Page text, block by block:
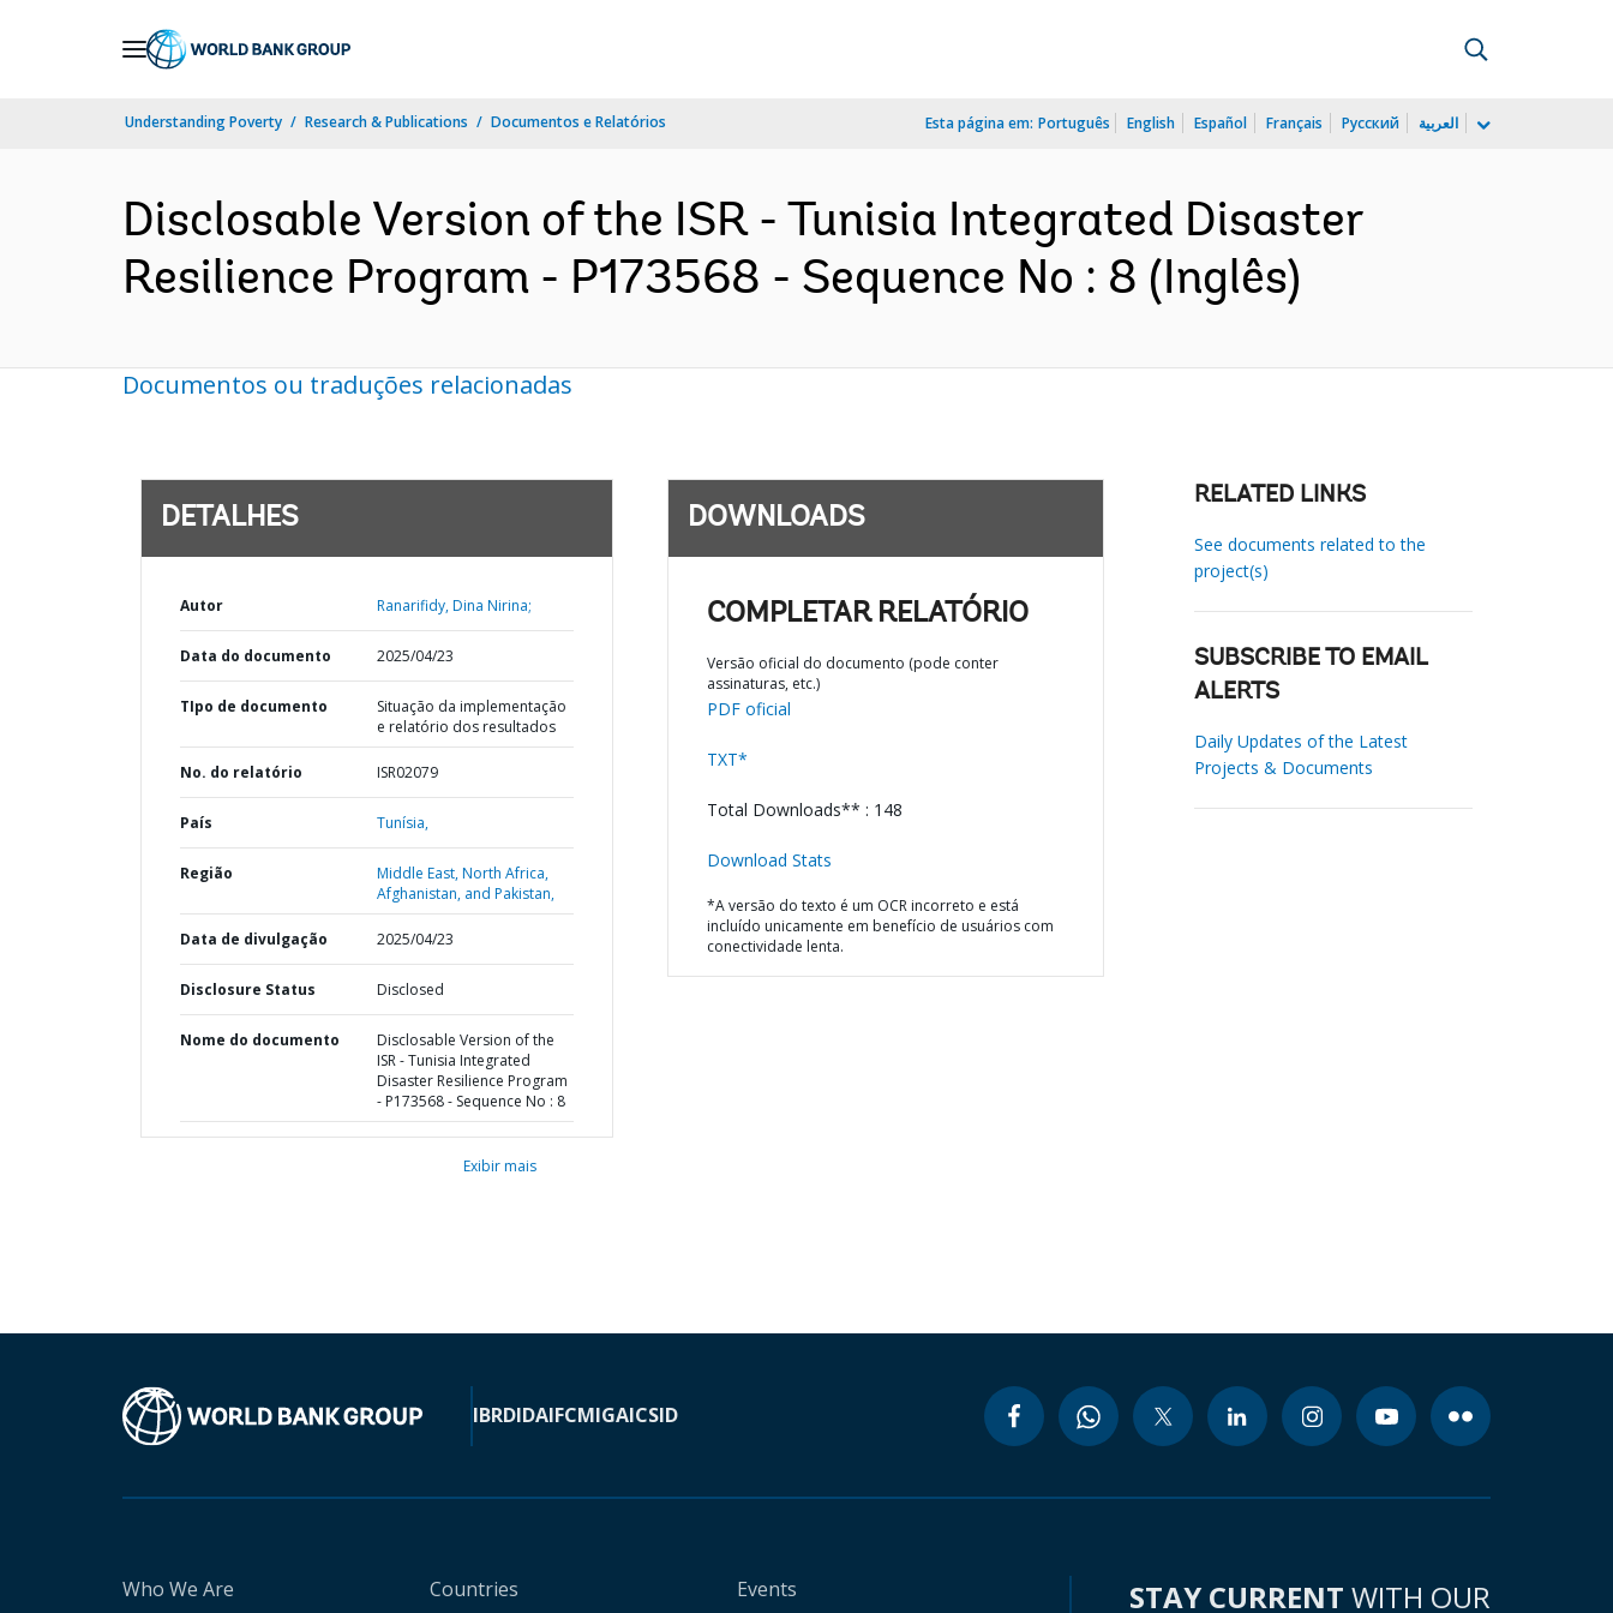
Understanding Poverty Research & Publications Documentos e Relatórios Esta página em: Português English Español Français Русский العربية
Disclosable Version of the ISR - Tunisia Integrated Disaster
Resilience Program - P173568 - Sequence No : 8 (Inglês)
Documentos ou traduções relacionadas
DETALHES
Autor Ranarifidy, Dina Nirina;
Data do documento 2025/04/23
TIpo de documento
Situação da implementação
e relatório dos resultados
No. do relatório ISR02079
País Tunísia,
Região
Middle East, North Africa,
Afghanistan, and Pakistan,
Data de divulgação 2025/04/23
Disclosure Status Disclosed
Nome do documento
Disclosable Version of the
ISR - Tunisia Integrated
Disaster Resilience Program
- P173568 - Sequence No : 8
Exibir mais
DOWNLOADS
COMPLETAR RELATÓRIO
Versão oficial do documento (pode conter
assinaturas, etc.)
PDF oficial
TXT*
Total Downloads** : 148
Download Stats
*A versão do texto é um OCR incorreto e está
incluído unicamente em benefício de usuários com
conectividade lenta.
RELATED LINKS
See documents related to the
project(s)
SUBSCRIBE TO EMAIL
ALERTS
Daily Updates of the Latest
Projects & Documents
IBRDIDAIFCMIGAICSID
Who We Are Countries Events STAY CURRENT WITH OUR